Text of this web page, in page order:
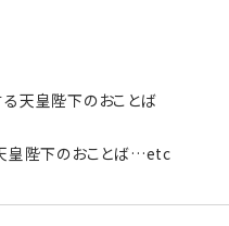
天皇陛下のおことば
皇陛下のおことば…etc